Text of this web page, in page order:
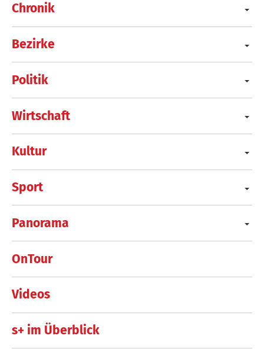
Chronik
Bezirke
Politik
Wirtschaft
Kultur
Sport
Panorama
OnTour
Videos
s+ im Überblick